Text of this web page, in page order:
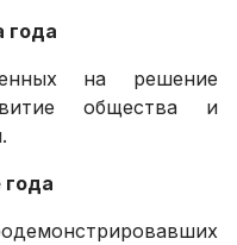
года
на решение
общества и